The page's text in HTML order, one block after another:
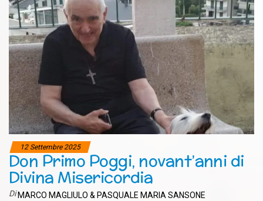
12 Settembre 2025
Don Primo Poggi, novant’anni di
Divina Misericordia
Di MARCO MAGLIULO & PASQUALE MARIA SANSONE